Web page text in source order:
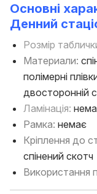
Основні
Денний
Розмір
Материали:
полімерні
двосторонній
Ламінація:
Рамка: немає
Кріплення до
спінений
Використання